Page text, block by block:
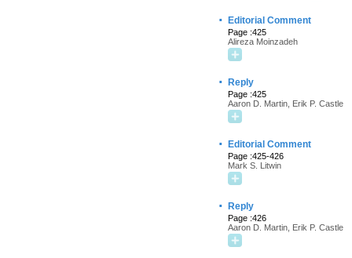
· Editorial Comment
Page :425
Alireza Moinzadeh
· Reply
Page :425
Aaron D. Martin, Erik P. Castle
· Editorial Comment
Page :425-426
Mark S. Litwin
· Reply
Page :426
Aaron D. Martin, Erik P. Castle